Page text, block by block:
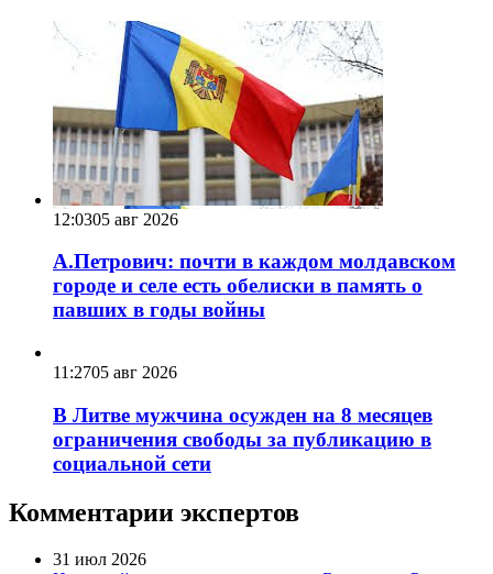
12:0305 авг 2026
А.Петрович: почти в каждом молдавском
городе и селе есть обелиски в память о
павших в годы войны
11:2705 авг 2026
В Литве мужчина осужден на 8 месяцев
ограничения свободы за публикацию в
социальной сети
Комментарии экспертов
31 июл 2026